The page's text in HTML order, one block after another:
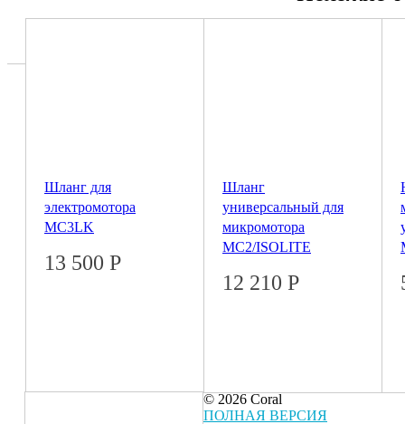
Шланг для
электромотора
MC3LK
13 500 Р
Шланг
универсальный для
микромотора
MC2/ISOLITE
12 210 Р
© 2026 Coral
ПОЛНАЯ ВЕРСИЯ